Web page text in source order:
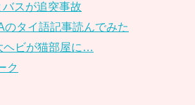
スが追突事故
のタイ語記事読んでみた
ヘビが猫部屋に…
ク